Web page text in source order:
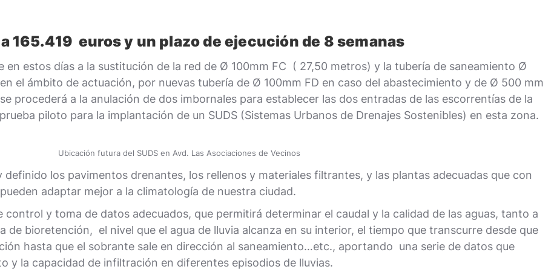
165.419 euros y un plazo de ejecución de 8 semanas
en estos días a la sustitución de la red de Ø 100mm FC ( 27,50 metros) y la tubería de saneamiento Ø
el ámbito de actuación, por nuevas tubería de Ø 100mm FD en caso del abastecimiento y de Ø 500 mm
procederá a la anulación de dos imbornales para establecer las dos entradas de las escorrentías de la
piloto para la implantación de un SUDS (Sistemas Urbanos de Drenajes Sostenibles) en esta zona.
Ubicación futura del SUDS en Avd. Las Asociaciones de Vecinos
los pavimentos drenantes, los rellenos y materiales filtrantes, y las plantas adecuadas que con
adaptar mejor a la climatología de nuestra ciudad.
control y toma de datos adecuados, que permitirá determinar el caudal y la calidad de las aguas, tanto a
de bioretención, el nivel que el agua de lluvia alcanza en su interior, el tiempo que transcurre desde que
hasta que el sobrante sale en dirección al saneamiento…etc., aportando una serie de datos que
y la capacidad de infiltración en diferentes episodios de lluvias.